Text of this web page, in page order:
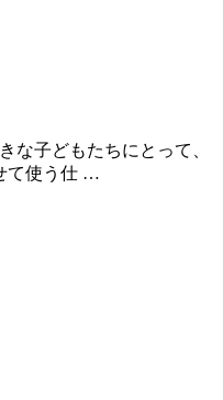
な子どもたちにとって、
て使う仕 …